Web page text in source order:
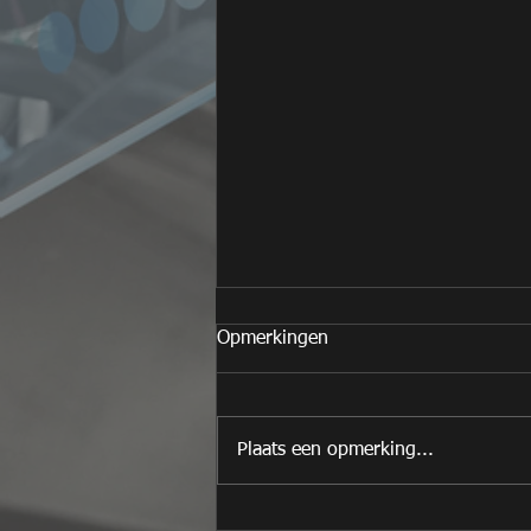
Opmerkingen
Plaats een opmerking...